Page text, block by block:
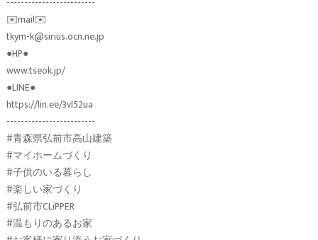
✉️mail✉️
tkym-k@sirius.ocn.ne.jp
●HP●
www.tseok.jp/
●LINE●
https://lin.ee/3vl52ua
-------------------------
#青森県弘前市高山建築
#マイホームづくり
#子供のいる暮らし
#楽しい家づくり
#弘前市CLiPPER
#温もりのあるお家